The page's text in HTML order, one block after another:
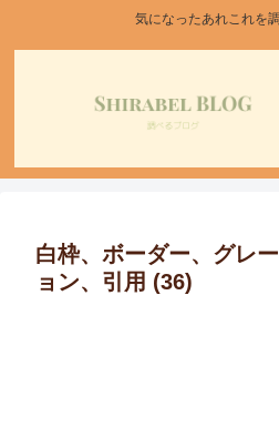
気になったあれこれを
白枠、ボーダー、グレ
ョン、引用 (36)